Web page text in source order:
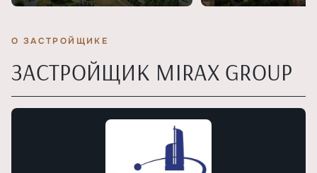
О ЗАСТРОЙЩИКЕ
ЗАСТРОЙЩИК MIRAX GROUP